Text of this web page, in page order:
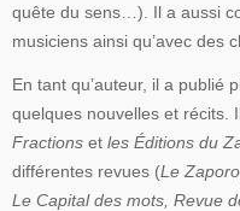
quête du sens…). Il a aussi
musiciens ainsi qu’avec des
En tant qu’auteur, il a publié
quelques nouvelles et récits.
Fractions et les Éditions du
différentes revues (Le
Le Capital des mots, Revue